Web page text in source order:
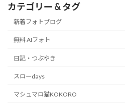
の
ペ
ー
ジ
送
り
カテゴリー & タグ
新着フォトブログ
無料 AIフォト
日記・つぶやき
スローdays
マシュマロ猫KOKORO